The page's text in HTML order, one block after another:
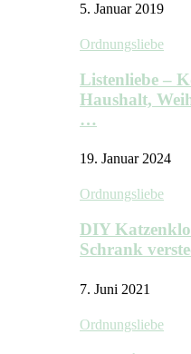
5. Januar 2019
Ordnungsliebe
Listenliebe –
Haushalt,
…
19. Januar 2024
Ordnungsliebe
DIY
Schrank
7. Juni 2021
Ordnungsliebe